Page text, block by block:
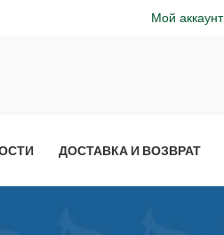
Мой аккаунт
ДОСТАВКА И ВОЗВРАТ